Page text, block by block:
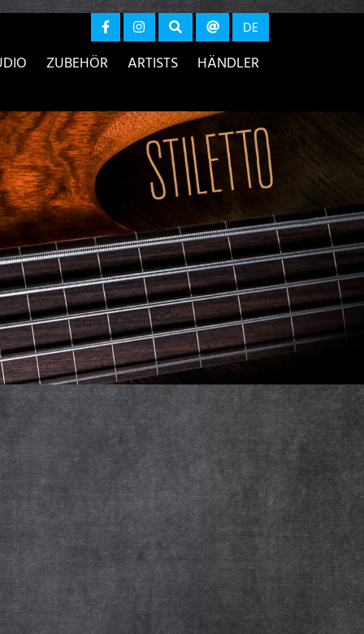
anzeigen
ZUBEHÖR ARTISTS HÄNDLER
DE